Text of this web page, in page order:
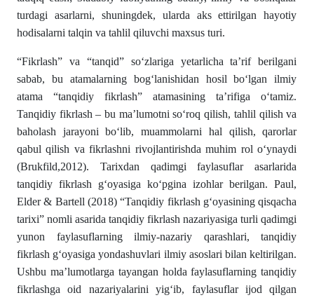
turdagi asarlarni, shuningdek, ularda aks ettirilgan hayotiy
hodisalarni talqin va tahlil qiluvchi maxsus turi.
“Fikrlash” va “tanqid” so‘zlariga yetarlicha ta’rif berilgani
sabab, bu atamalarning bog‘lanishidan hosil bo‘lgan ilmiy
atama “tanqidiy fikrlash” atamasining ta’rifiga o‘tamiz.
Tanqidiy fikrlash – bu ma’lumotni so‘roq qilish, tahlil qilish va
baholash jarayoni bo‘lib, muammolarni hal qilish, qarorlar
qabul qilish va fikrlashni rivojlantirishda muhim rol o‘ynaydi
(Brukfild,2012). Tarixdan qadimgi faylasuflar asarlarida
tanqidiy fikrlash g‘oyasiga ko‘pgina izohlar berilgan. Paul,
Elder & Bartell (2018) “Tanqidiy fikrlash g‘oyasining qisqacha
tarixi” nomli asarida tanqidiy fikrlash nazariyasiga turli qadimgi
yunon faylasuflarning ilmiy-nazariy qarashlari, tanqidiy
fikrlash g‘oyasiga yondashuvlari ilmiy asoslari bilan keltirilgan.
Ushbu ma’lumotlarga tayangan holda faylasuflarning tanqidiy
fikrlashga oid nazariyalarini yig‘ib, faylasuflar ijod qilgan